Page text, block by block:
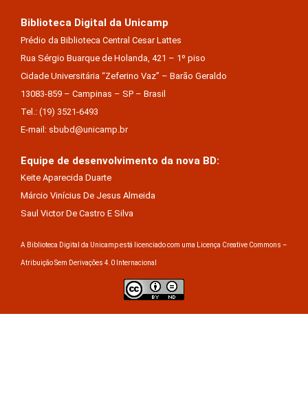
Biblioteca Digital da Unicamp
Prédio da Biblioteca Central Cesar Lattes
Rua Sérgio Buarque de Holanda, 421 – 1º piso
Cidade Universitária “Zeferino Vaz” – Barão Geraldo
13083-859 – Campinas – SP – Brasil
Tel.: (19) 3521-6493
E-mail: sbubd@unicamp.br
Equipe de desenvolvimento da nova BD:
Keite Aparecida Duarte
Márcio Vinícius De Jesus Almeida
Saul Victor De Castro E Silva
A Biblioteca Digital da Unicamp está licenciado com uma Licença Creative Commons –
Atribuição Sem Derivações 4.0 Internacional